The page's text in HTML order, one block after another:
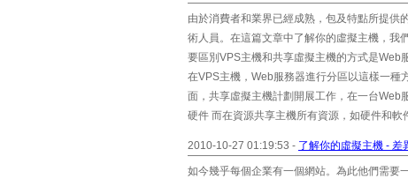
由於消費者和業界已經成熟，包及特點所提供
術人員。在這篇文章中了解你的虛擬主機，我
要區別VPS主機和共享虛擬主機的方式是Web
在VPS主機，Web服務器進行分區以這樣一種
面，共享虛擬主機計劃開展工作，在一台Web
硬件 而在資源共享主機所有資源，如硬件和
2010-10-27 01:19:53 - 了解你的虛擬主機 - 差
如今幾乎每個企業有一個網站。為此他們需要